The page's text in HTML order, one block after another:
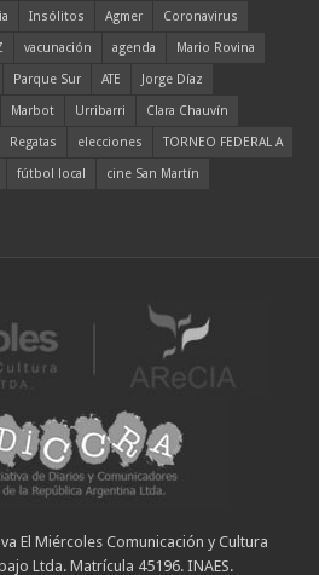
Insólitos Agmer
Coronavirus
vacunación agenda
Mario Rovina
Parque Sur ATE
Jorge Díaz
Marbot Urribarri
Clara Chauvín
Regatas elecciones
TORNEO FEDERAL A
fútbol local cine San Martín
El Miércoles Comunicación y Cultura
Ltda. Matrícula 45196. INAES.